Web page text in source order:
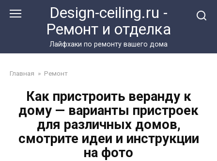
Design-ceiling.ru -
Ремонт и отделка
Лайфхаки по ремонту вашего дома
Главная » Ремонт
Как пристроить веранду к
дому — варианты пристроек
для различных домов,
смотрите идеи и инструкции
на фото